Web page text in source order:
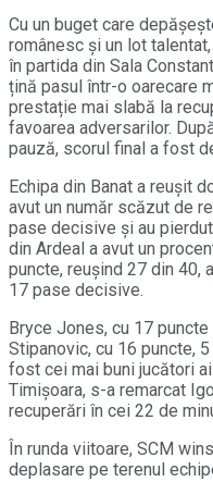
Cu un buget care
românesc și un lot
în partida din Sala
țină pasul într-o oarecare
prestație mai slabă la
favoarea adversarilor.
pauză, scorul final a fost
Echipa din Banat a reușit
avut un număr scăzut de
pase decisive și au
din Ardeal a avut un
puncte, reușind 27 din 40,
17 pase decisive.
Bryce Jones, cu 17
Stipanovic, cu 16 puncte,
fost cei mai buni jucători
Timișoara, s-a remarcat
recuperări în cei 22 de
În runda viitoare, SCM
deplasare pe terenul